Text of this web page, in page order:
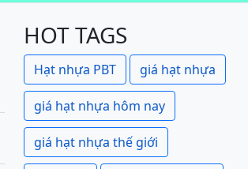
HOT TAGS
Hạt nhựa PBT giá hạt nhựa
giá hạt nhựa hôm nay
giá hạt nhựa thế giới